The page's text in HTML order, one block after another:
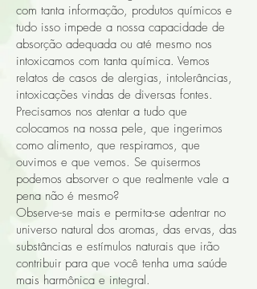
com tanta informação, produtos químicos e
tudo isso impede a nossa capacidade de
absorção adequada ou até mesmo nos
intoxicamos com tanta química. Vemos
relatos de casos de alergias, intolerâncias,
intoxicações vindas de diversas fontes.
Precisamos nos atentar a tudo que
colocamos na nossa pele, que ingerimos
como alimento, que respiramos, que
ouvimos e que vemos. Se quisermos
podemos absorver o que realmente vale a
pena não é mesmo?
Observe-se mais e permita-se adentrar no
universo natural dos aromas, das ervas, das
substâncias e estímulos naturais que irão
contribuir para que você tenha uma saúde
mais harmônica e integral.